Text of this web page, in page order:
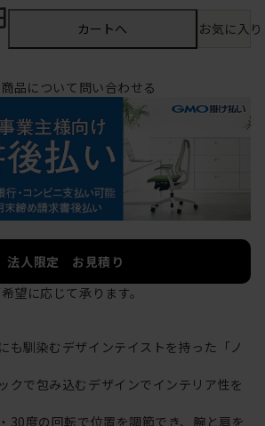
カートへ お気に入
品について問い合わせる
法人限定 お見積り
望に応じて承ります。
も馴染むデザインテイストを持った「ノ
クで包み込むデザインでインテリア性を
30度の回転で位置を調節でき、腕と肩を